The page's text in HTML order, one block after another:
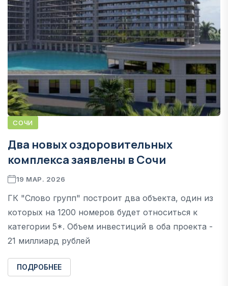
СОЧИ
Два новых оздоровительных
комплекса заявлены в Сочи
19 МАР. 2026
ГК "Слово групп" построит два объекта, один из
которых на 1200 номеров будет относиться к
категории 5*. Объем инвестиций в оба проекта -
21 миллиард рублей
ПОДРОБНЕЕ